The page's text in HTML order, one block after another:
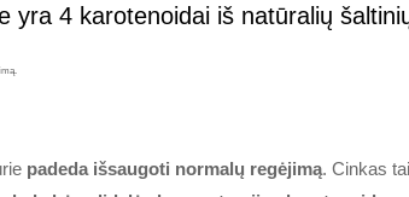
yra 4 karotenoidai iš natūralių
padeda išsaugoti normalų regėjimą. Cinkas